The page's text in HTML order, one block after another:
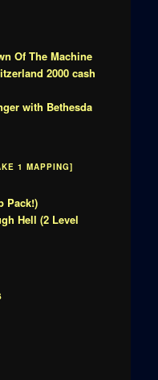
Of The Machine
2000 cash
with Bethesda
1 MAPPING]
Pack!)
Hell (2 Level